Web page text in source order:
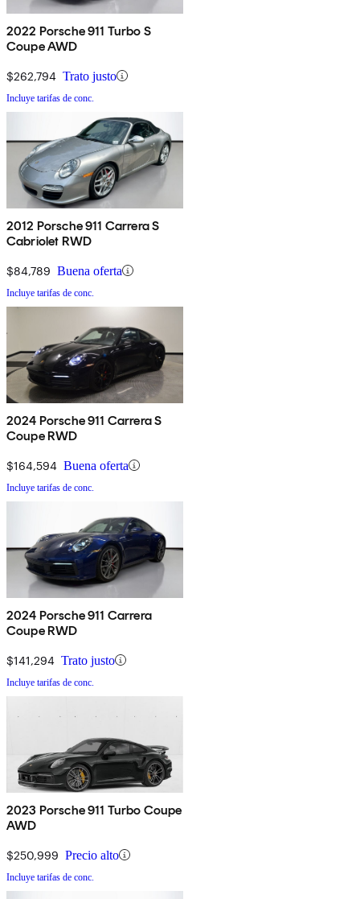
2022 Porsche 911 Turbo S
Coupe AWD
$262,794 Trato justo
Incluye tarifas de conc.
2012 Porsche 911 Carrera S
Cabriolet RWD
$84,789 Buena oferta
Incluye tarifas de conc.
2024 Porsche 911 Carrera S
Coupe RWD
$164,594 Buena oferta
Incluye tarifas de conc.
2024 Porsche 911 Carrera
Coupe RWD
$141,294 Trato justo
Incluye tarifas de conc.
2023 Porsche 911 Turbo Coupe
AWD
$250,999 Precio alto
Incluye tarifas de conc.